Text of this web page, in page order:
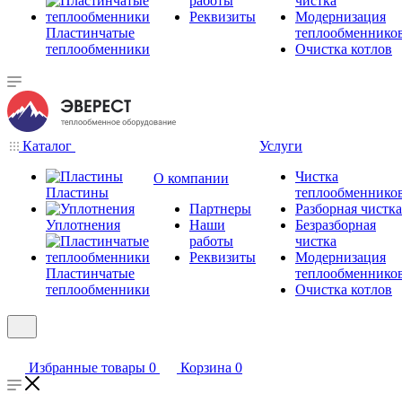
Пластинчатые
теплообменники
Реквизиты
Модернизация
Очистка котлов
Каталог
Пластины
Уплотнения
Пластинчатые
теплообменники
О компании
Партнеры
Наши
работы
Реквизиты
Услуги
Чистка
Разборная чистка
Безразборная
чистка
Модернизация
Очистка котлов
Избранные товары 0 Корзина 0